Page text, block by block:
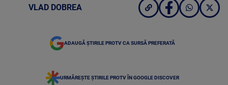
VLAD DOBREA
ADAUGĂ ȘTIRILE PROTV CA SURSĂ PREFERATĂ
URMĂREȘTE ȘTIRILE PROTV ÎN GOOGLE DISCOVER